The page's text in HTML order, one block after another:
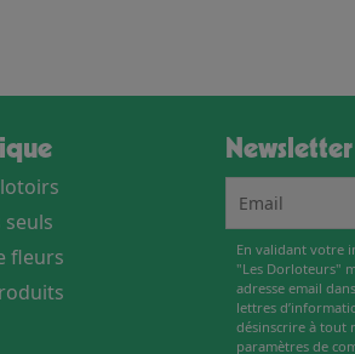
fleurs
Newsletter
En validant votre
"Les Dorloteurs"
adresse email
lettres
désinscrire à tout
paramètres de